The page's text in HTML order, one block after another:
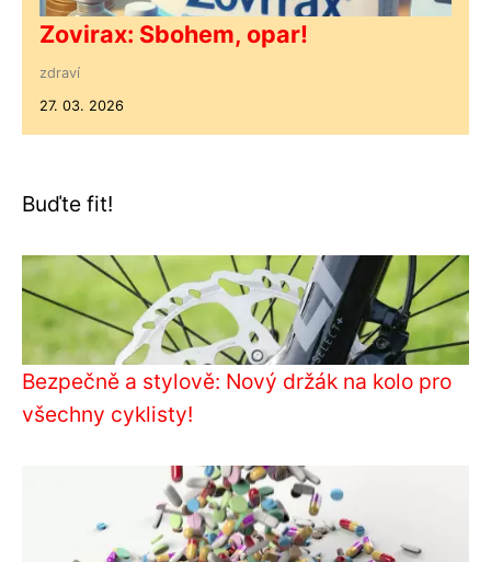
Zovirax: Sbohem, opar!
zdraví
27. 03. 2026
Buďte fit!
Bezpečně a stylově: Nový držák na kolo pro
všechny cyklisty!